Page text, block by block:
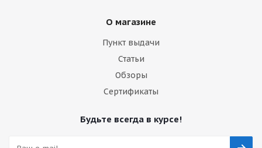
О магазине
Пункт выдачи
Статьи
Обзоры
Сертификаты
Будьте всегда в курсе!